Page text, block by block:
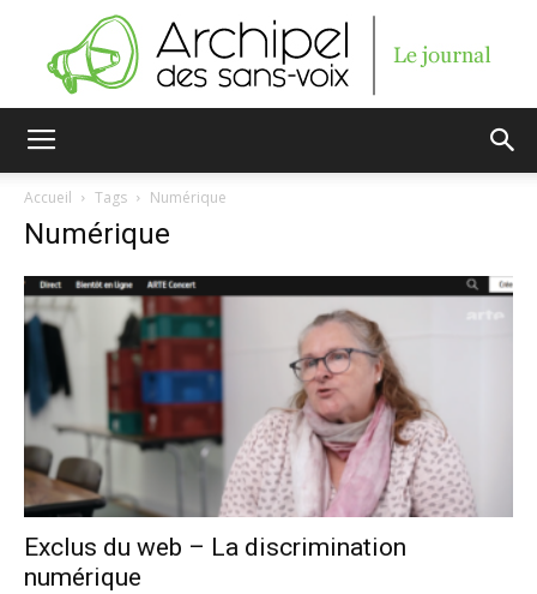
sans-
voix
Accueil Tags Numérique
Numérique
Exclus du web – La discrimination
numérique